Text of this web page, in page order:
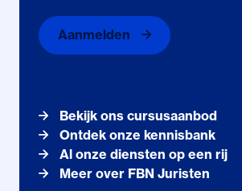
Aanmelden
Bekijk ons cursusaanbod
Ontdek onze kennisbank
Al onze diensten op een rij
Meer over FBN Juristen